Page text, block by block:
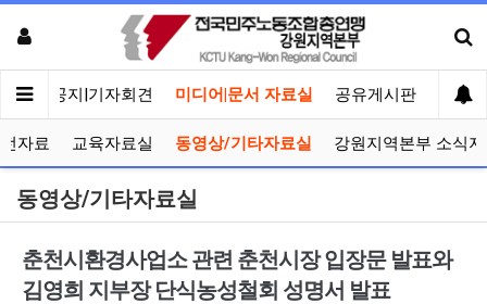
인 공지|기자회견 미디어|문서 자료실 공유게시판 선거
자료 교육자료실 동영상/기타자료실 강원지역본부 소식지
동영상/기타자료실
춘천시환경사업소 관련 춘천시장 입장문 발표와
김영희 지부장 단식농성철회 성명서 발표